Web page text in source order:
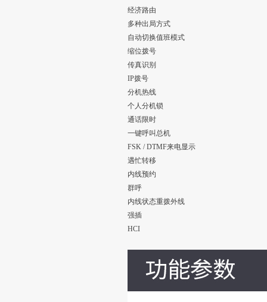
经济路由
多种出局方式
自动切换值班模式
缩位拨号
传真识别
IP拨号
分机热线
个人分机锁
通话限时
一键呼叫总机
FSK / DTMF来电显示
遇忙转移
内线预约
群呼
内线状态重拨外线
强插
HCI